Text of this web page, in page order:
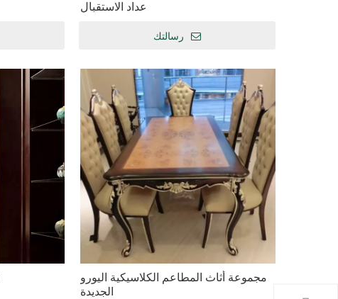
عداد الاستقبال
رسالتك
مجموعة أثاث المطاعم الكلاسيكية اليورو
الجديدة